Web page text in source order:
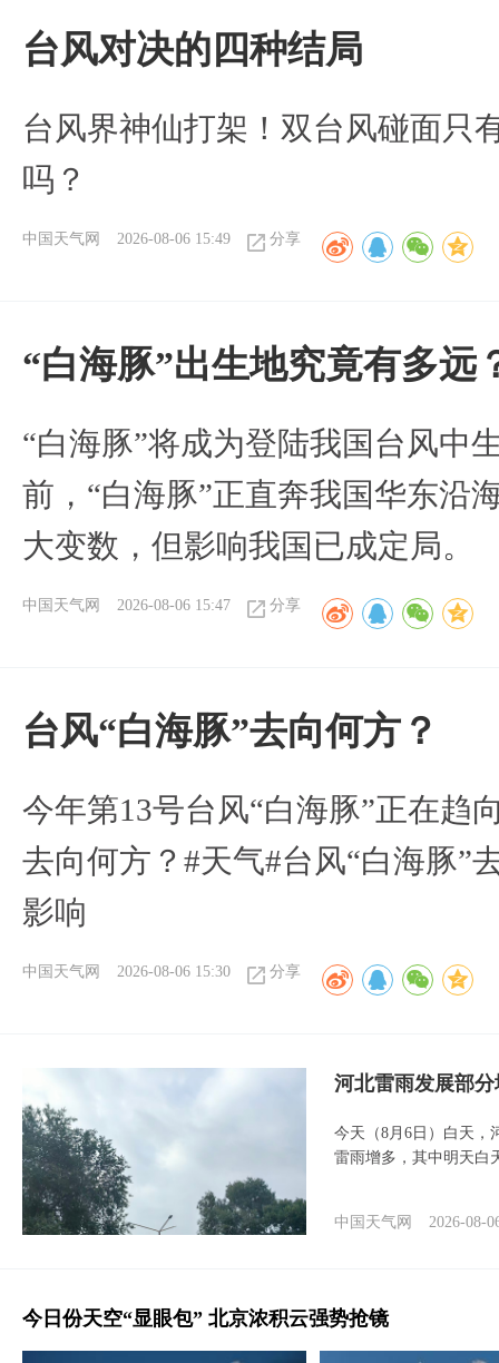
台风对决的四种结局
台风界神仙打架！双台风碰面只
吗？
中国天气网 2026-08-06 15:49 分享
“白海豚”出生地究竟有多远
“白海豚”将成为登陆我国台风中
前，“白海豚”正直奔我国华东沿
大变数，但影响我国已成定局。
中国天气网 2026-08-06 15:47 分享
台风“白海豚”去向何方？
今年第13号台风“白海豚”正在趋
去向何方？#天气#台风“白海豚”
影响
中国天气网 2026-08-06 15:30 分享
河北雷雨发展部
今天（8月6日）白天，
雷雨增多，其中明天白
中国天气网 2026-08-
今日份天空“显眼包” 北京浓积云强势抢镜